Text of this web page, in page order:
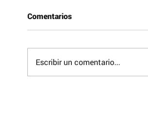
Comentarios
Escribir un comentario...